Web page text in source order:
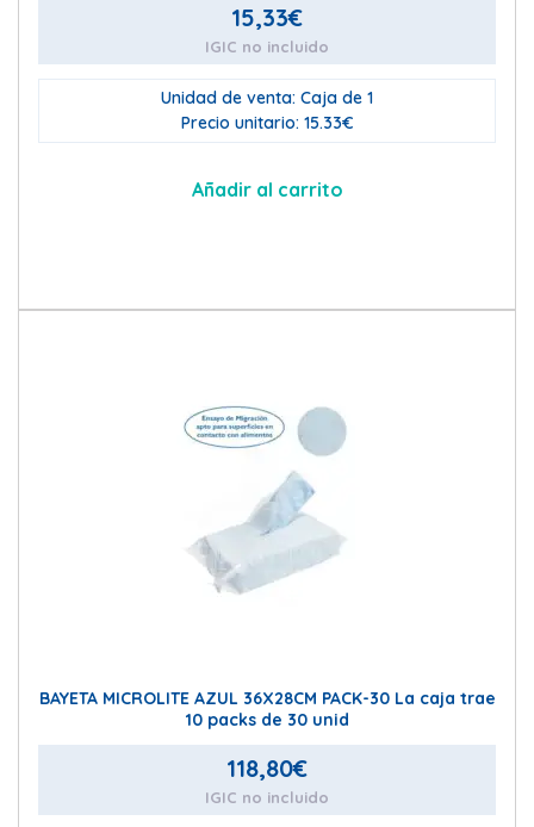
15,33€
IGIC no incluido
Unidad de venta: Caja de 1
Precio unitario: 15.33€
Añadir al carrito
BAYETA MICROLITE AZUL 36X28CM PACK-30 La caja trae
10 packs de 30 unid
118,80€
IGIC no incluido